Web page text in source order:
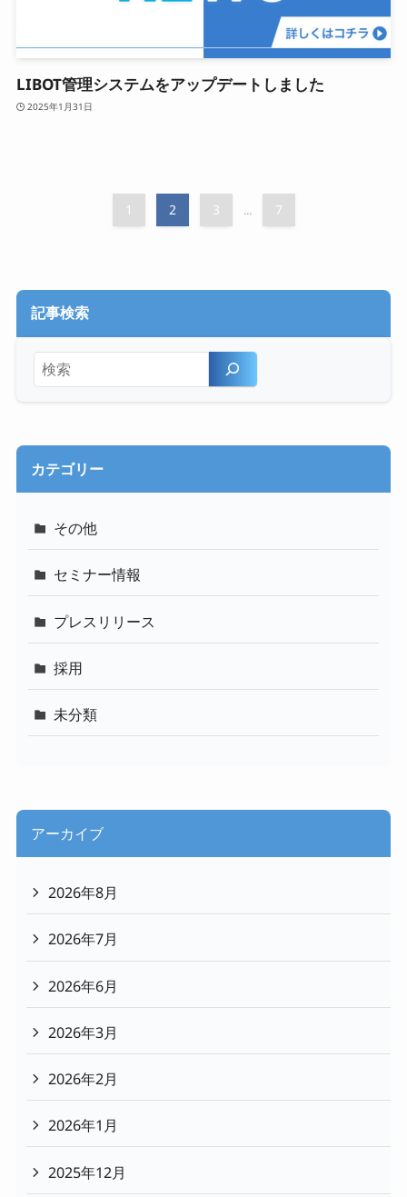
LIBOT管理システムをアップデートしました
2025年1月31日
1 2 3 ... 7
記事検索
検索
カテゴリー
その他
セミナー情報
プレスリリース
採用
未分類
アーカイブ
2026年8月
2026年7月
2026年6月
2026年3月
2026年2月
2026年1月
2025年12月